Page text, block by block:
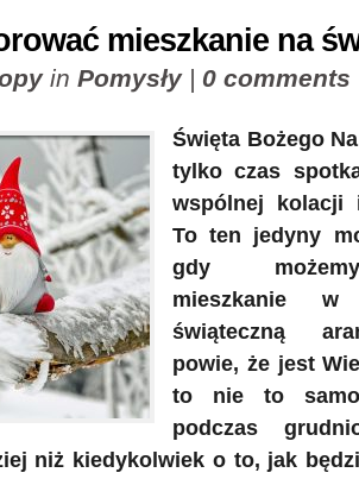
mieszkanie na
in Pomysły| 0 comments
Święta Bożego
tylko czas
wspólnej kolacji
To ten jedyny
gdy
mieszkanie
świąteczną
powie, że jest
to nie to
podczas
niż kiedykolwiek o to, jak